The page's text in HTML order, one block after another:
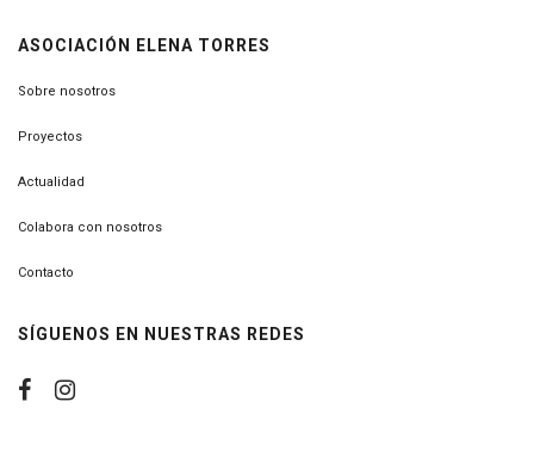
ASOCIACIÓN ELENA TORRES
Sobre nosotros
Proyectos
Actualidad
Colabora con nosotros
Contacto
SÍGUENOS EN NUESTRAS REDES